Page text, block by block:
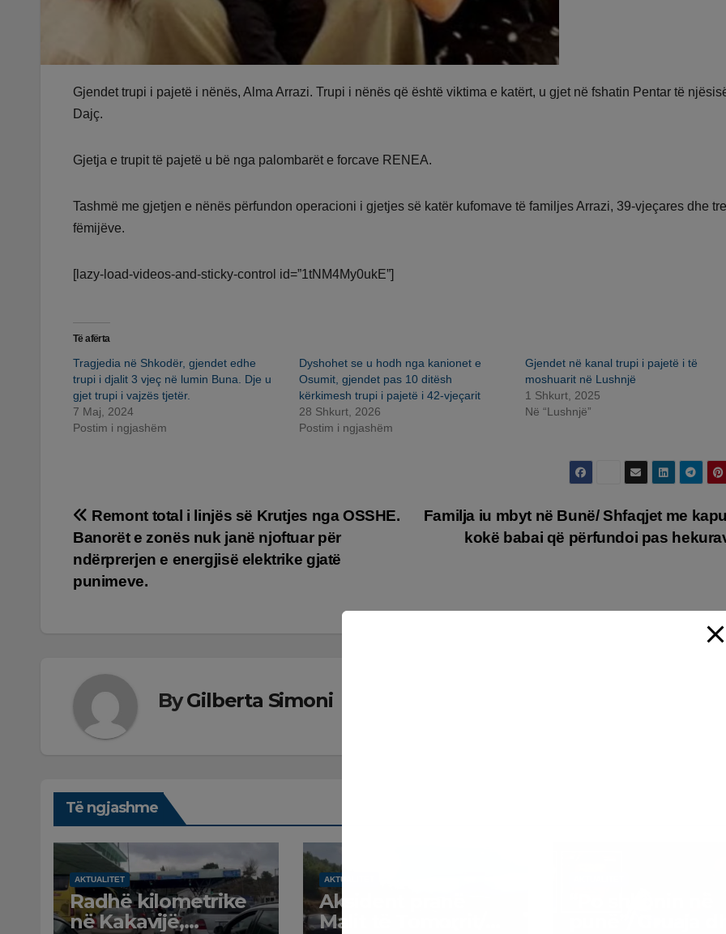
Gjendet trupi i pajetë i nënës, Alma Arrazi. Trupi i nënës që është viktima e katërt, u gjet në fshatin Pentar të
Dajç.
Gjetja e trupit të pajetë u bë nga palombarët e forcave RENEA.
Tashmë me gjetjen e nënës përfundon operacioni i gjetjes së katër kufomave të familjes Arrazi, 39-vjeçares dhe tre
fëmijëve.
[lazy-load-videos-and-sticky-control id=”1tNM4My0ukE”]
Të afërta
Tragjedia në Shkodër, gjendet edhe
trupi i djalit 3 vjeç në lumin Buna. Dje u
gjet trupi i vajzës tjetër.
7 Maj, 2024
Postim i ngjashëm
Dyshohet se u hodh nga kanionet e
Osumit, gjendet pas 10 ditësh
kërkimesh trupi i pajetë i 42-vjeçarit
28 Shkurt, 2026
Postim i ngjashëm
Gjendet në kanal trupi i pajetë i të
moshuarit në Lushnjë
1 Shkurt, 2025
Në “Lushnjë”
Lëvizje
te
postimet
Familja iu mbyt në Bunë/ Shfaqjet me
kokë babai që përfundoi pas
Remont total i linjës së Krutjes nga OSSHE.
Banorët e zonës nuk janë njoftuar për
ndërprerjen e energjisë elektrike gjatë
punimeve.
ByGilberta Simoni
Të ngjashme
AKTUALITET
Radhë kilometrike
në Kakavijë,
AKTUALITET
Aksident pranë
Malit të Tomorrit/